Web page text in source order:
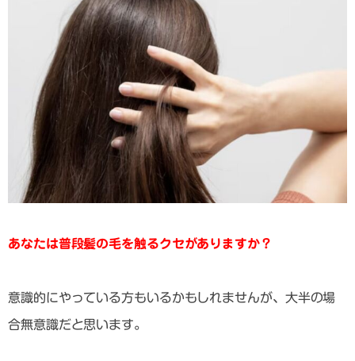
あなたは普段髪の毛を触るクセがありますか？
意識的にやっている方もいるかもしれませんが、大半の場
合無意識だと思います。